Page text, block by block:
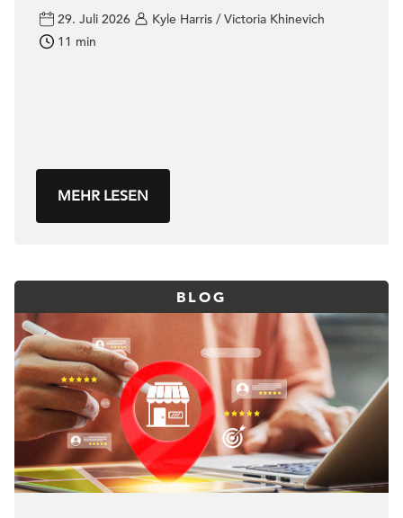
29. Juli 2026
Kyle Harris / Victoria Khinevich
11 min
MEHR LESEN
BLOG